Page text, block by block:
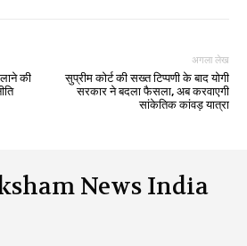
की
अगला लेख
सुप्रीम कोर्ट की सख्त टिप्पणी के बाद योगी
सरकार ने बदला फैसला, अब करवाएगी
सांकेतिक कांवड़ यात्रा
News India